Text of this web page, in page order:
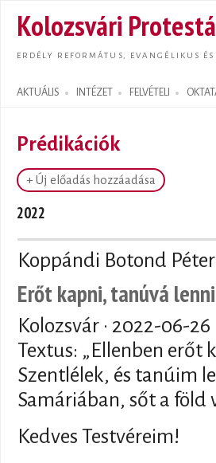
Kolozsvári
ERDÉLY REFORMÁTUS, EVANGÉLIKUS
AKTUÁLIS INTÉZET FELVÉTELI
Search form
Prédikációk
+ Új előadás hozzáadása
2022
Koppándi Botond Péter
Erőt kapni, tanúvá lenni
Kolozsvár · 2022-06-26
Textus: „Ellenben erőt
Szentlélek, és tanúim
Samáriában, sőt a föld
Kedves Testvéreim!